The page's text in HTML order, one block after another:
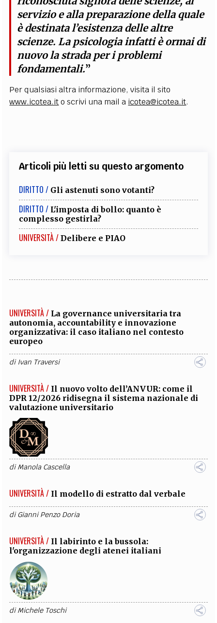
servizio e alla preparazione della quale
è destinata l’esistenza delle altre
scienze. La psicologia infatti è ormai di
nuovo la strada per i problemi
fondamentali.”
Per qualsiasi altra informazione, visita il sito
www.icotea.ito scrivi una mail a icotea@icotea.it.
Articoli più letti su questo argomento
DIRITTO / Gli astenuti sono votanti?
DIRITTO / L'imposta di bollo: quanto è
complesso gestirla?
UNIVERSITÀ / Delibere e PIAO
UNIVERSITÀ / La governance universitaria tra
autonomia, accountability e innovazione
organizzativa: il caso italiano nel contesto
europeo
di Ivan Traversi
UNIVERSITÀ / Il nuovo volto dell’ANVUR: come il
DPR 12/2026 ridisegna il sistema nazionale di
valutazione universitario
diManola Cascella
UNIVERSITÀ / Il modello di estratto dal verbale
diGianni Penzo Doria
UNIVERSITÀ / Il labirinto e la bussola:
l'organizzazione degli atenei italiani
diMichele Toschi